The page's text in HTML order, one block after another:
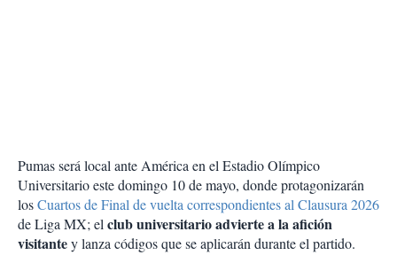
Pumas será local ante América en el Estadio Olímpico
Universitario este domingo 10 de mayo, donde protagonizarán
losCuartos de Final de vuelta correspondientes al Clausura 2026
de Liga MX; elclub universitario advierte a la afición
visitantey lanza códigos que se aplicarán durante el partido.